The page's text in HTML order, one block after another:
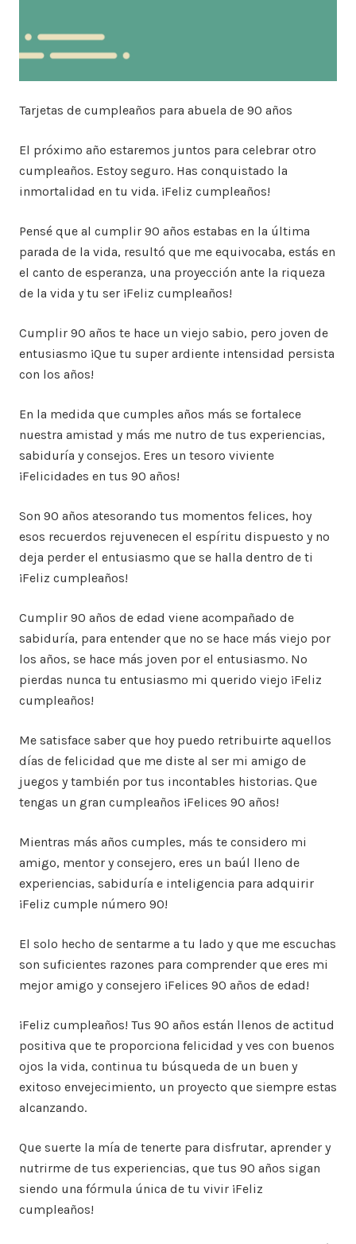
Tarjetas de cumpleaños para abuela de 90 años
El próximo año estaremos juntos para celebrar otro
cumpleaños. Estoy seguro. Has conquistado la
inmortalidad en tu vida. ¡Feliz cumpleaños!
Pensé que al cumplir 90 años estabas en la última
parada de la vida, resultó que me equivocaba, estás en
el canto de esperanza, una proyección ante la riqueza
de la vida y tu ser ¡Feliz cumpleaños!
Cumplir 90 años te hace un viejo sabio, pero joven de
entusiasmo ¡Que tu super ardiente intensidad persista
con los años!
En la medida que cumples años más se fortalece
nuestra amistad y más me nutro de tus experiencias,
sabiduría y consejos. Eres un tesoro viviente
¡Felicidades en tus 90 años!
Son 90 años atesorando tus momentos felices, hoy
esos recuerdos rejuvenecen el espíritu dispuesto y no
deja perder el entusiasmo que se halla dentro de ti
¡Feliz cumpleaños!
Cumplir 90 años de edad viene acompañado de
sabiduría, para entender que no se hace más viejo por
los años, se hace más joven por el entusiasmo. No
pierdas nunca tu entusiasmo mi querido viejo ¡Feliz
cumpleaños!
Me satisface saber que hoy puedo retribuirte aquellos
días de felicidad que me diste al ser mi amigo de
juegos y también por tus incontables historias. Que
tengas un gran cumpleaños ¡Felices 90 años!
Mientras más años cumples, más te considero mi
amigo, mentor y consejero, eres un baúl lleno de
experiencias, sabiduría e inteligencia para adquirir
¡Feliz cumple número 90!
El solo hecho de sentarme a tu lado y que me escuchas
son suficientes razones para comprender que eres mi
mejor amigo y consejero ¡Felices 90 años de edad!
¡Feliz cumpleaños! Tus 90 años están llenos de actitud
positiva que te proporciona felicidad y ves con buenos
ojos la vida, continua tu búsqueda de un buen y
exitoso envejecimiento, un proyecto que siempre estas
alcanzando.
Que suerte la mía de tenerte para disfrutar, aprender y
nutrirme de tus experiencias, que tus 90 años sigan
siendo una fórmula única de tu vivir ¡Feliz
cumpleaños!